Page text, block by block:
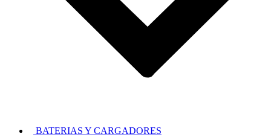
BATERIAS Y CARGADORES